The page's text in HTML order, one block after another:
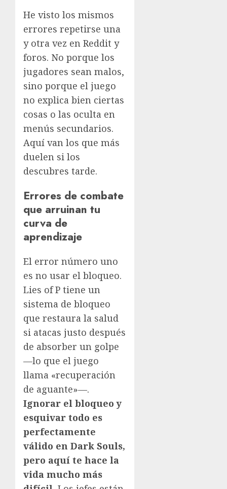
He visto los mismos
errores repetirse una
y otra vez en Reddit y
foros. No porque los
jugadores sean malos,
sino porque el juego
no explica bien ciertas
cosas o las oculta en
menús secundarios.
Aquí van los que más
duelen si los
descubres tarde.
Errores de combate
que arruinan tu
curva de
aprendizaje
El error número uno
es no usar el bloqueo.
Lies of P tiene un
sistema de bloqueo
que restaura la salud
si atacas justo después
de absorber un golpe
—lo que el juego
llama «recuperación
de aguante»—.
Ignorar el bloqueo y
esquivar todo es
perfectamente
válido en Dark Souls,
pero aquí te hace la
vida mucho más